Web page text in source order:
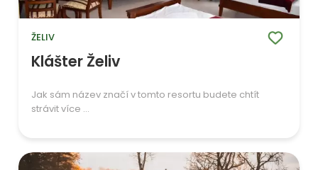
ŽELIV
Klášter Želiv
Jak sám název značí v tomto resortu budete chtít
strávit více ...